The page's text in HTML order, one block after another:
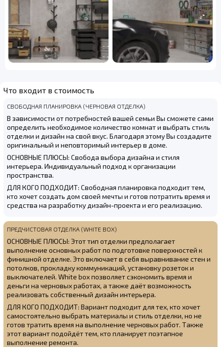
Что входит в стоимость
СВОБОДНАЯ ПЛАНИРОВКА (ЧЕРНОВАЯ ОТДЕЛКА)
В зависимости от потребностей вашей семьи Вы сможете сами
определить необходимое количество комнат и выбрать стиль
отделки и дизайн на свой вкус. Благодаря этому Вы создадите
оригинальный и неповторимый интерьер в доме.
ОСНОВНЫЕ ПЛЮСЫ: Свобода выбора дизайна и стиля
интерьера. Индивидуальный подход к организации
пространства.
ДЛЯ КОГО ПОДХОДИТ: Свободная планировка подходит тем,
кто хочет создать дом своей мечты и готов потратить время и
средства на разработку дизайн-проекта и его реализацию.
ПРЕДЧИСТОВАЯ ОТДЕЛКА (WHITE BOX)
ОСНОВНЫЕ ПЛЮСЫ: Этот тип отделки предполагает
выполнение основных работ по подготовке поверхностей к
финишной отделке. Это включает в себя выравнивание стен и
потолков, прокладку коммуникаций, установку розеток и
выключателей. White box позволяет сэкономить время и
деньги на черновых работах, а также даёт возможность
реализовать собственный дизайн интерьера.
ДЛЯ КОГО ПОДХОДИТ: Вариант подходит для тех, кто хочет
самостоятельно выбрать материалы и стиль отделки, но не
готов тратить время на выполнение черновых работ. Также
этот вариант подойдёт тем, кто планирует поэтапное
выполнение ремонта.